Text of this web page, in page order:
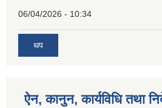
06/04/2026 - 10:34
थप
ऐन, कानुन, कार्यविधि तथा